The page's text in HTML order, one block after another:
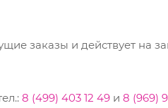
заказы и действует на
8 (499) 403 12 49 и 8 (969)